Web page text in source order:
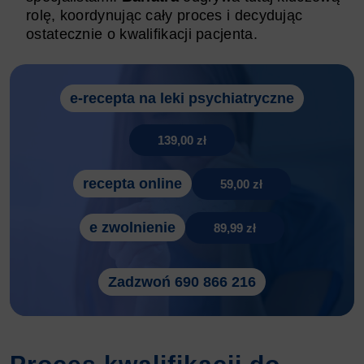
rolę, koordynując cały proces i decydując
ostatecznie o kwalifikacji pacjenta.
e-recepta na leki psychiatryczne
139,00 zł
recepta online 59,00 zł
e zwolnienie 89,99 zł
Zadzwoń 690 866 216